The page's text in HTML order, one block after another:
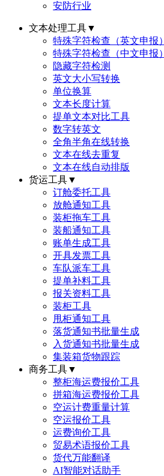
安防行业
文本处理工具▼
特殊字符检查（英文申报）
特殊字符检查（中文申报）
隐藏字符检测
英文大小写转换
单位换算
文本长度计算
提单文本对比工具
数字转英文
全角半角在线转换
文本在线去重复
文本在线自动排版
货运工具▼
订舱委托工具
放舱通知工具
装柜拖车工具
装船通知工具
账单生成工具
开具发票工具
车队派车工具
提单补料工具
报关资料工具
装柜工具
甩柜通知工具
落货通知书批量生成
入货通知书批量生成
集装箱货物跟踪
商务工具▼
整柜海运费报价工具
拼箱海运费报价工具
空运计费重量计算
空运报价工具
运费询价工具
贸易术语报价工具
货代万能翻译
AI智能对话助手